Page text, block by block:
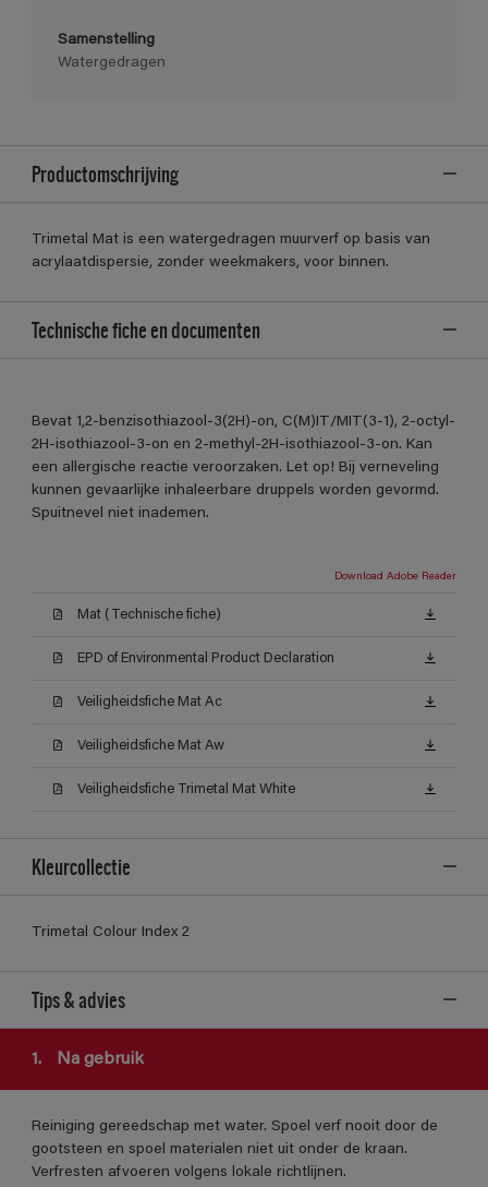
Samenstelling
Watergedragen
Productomschrijving
Trimetal Mat is een watergedragen muurverf op basis van
acrylaatdispersie, zonder weekmakers, voor binnen.
Technische fiche en documenten
Bevat 1,2-benzisothiazool-3(2H)-on, C(M)IT/MIT(3-1), 2-octyl-
2H-isothiazool-3-on en 2-methyl-2H-isothiazool-3-on. Kan
een allergische reactie veroorzaken. Let op! Bij verneveling
kunnen gevaarlijke inhaleerbare druppels worden gevormd.
Spuitnevel niet inademen.
Download Adobe Reader
Mat (Technische fiche)
EPD of Environmental Product Declaration
Veiligheidsfiche Mat Ac
Veiligheidsfiche Mat Aw
Veiligheidsfiche Trimetal Mat White
Kleurcollectie
Trimetal Colour Index 2
Tips & advies
1. Na gebruik
Reiniging gereedschap met water. Spoel verf nooit door de
gootsteen en spoel materialen niet uit onder de kraan.
Verfresten afvoeren volgens lokale richtlijnen.